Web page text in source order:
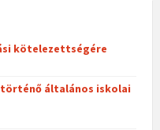
kötelezettségére
történő általános iskolai